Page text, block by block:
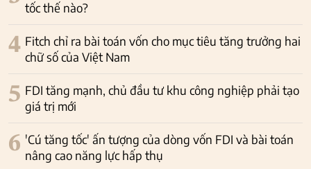
tốc thế nào?
4 Fitch chỉ ra bài toán vốn cho mục tiêu tăng trưởng hai
chữ số của Việt Nam
5 FDI tăng mạnh, chủ đầu tư khu công nghiệp phải tạo
giá trị mới
6 'Cú tăng tốc' ấn tượng của dòng vốn FDI và bài toán
nâng cao năng lực hấp thụ